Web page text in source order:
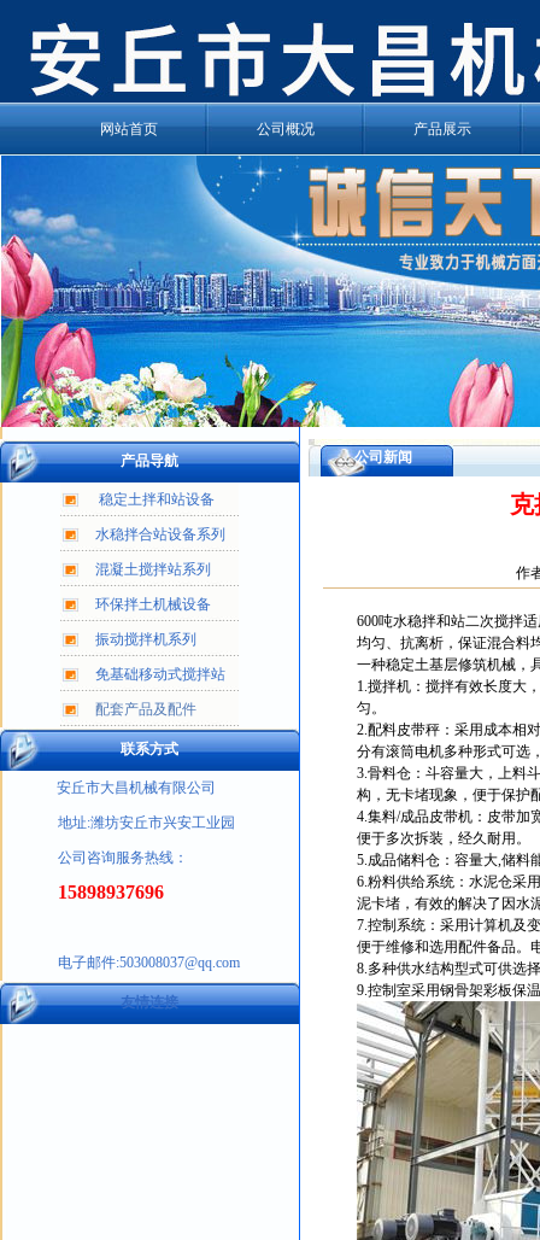
网站首页 公司概况 产品展示
产品导航
稳定土拌和站设备
水稳拌合站设备系列
混凝土搅拌站系列
环保拌土机械设备
振动搅拌机系列
免基础移动式搅拌站
配套产品及配件
联系方式
安丘市大昌机械有限公司
地址:潍坊安丘市兴安工业园
公司咨询服务热线：
15898937696
电子邮件:503008037@qq.com
友情连接
公司新闻
克
作
600吨水稳拌和站二次搅拌
均匀、抗离析，保证混合料
一种稳定土基层修筑机械，
1.搅拌机：搅拌有效长度大
匀。
2.配料皮带秤：采用成本相
分有滚筒电机多种形式可选
3.骨料仓：斗容量大，上料
构，无卡堵现象，便于保护
4.集料/成品皮带机：皮带加
便于多次拆装，经久耐用。
5.成品储料仓：容量大,储料
6.粉料供给系统：水泥仓采
泥卡堵，有效的解决了因水
7.控制系统：采用计算机及
便于维修和选用配件备品。
8.多种供水结构型式可供选
9.控制室采用钢骨架彩板保